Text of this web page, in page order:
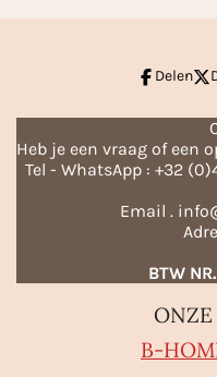
Delen
Heb je een vraag of een
Tel - WhatsApp : +32
Email .
BTW
ONZE
B-HO